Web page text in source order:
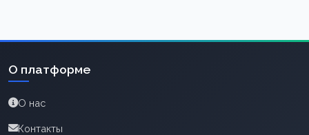
О платформе
О нас
Контакты